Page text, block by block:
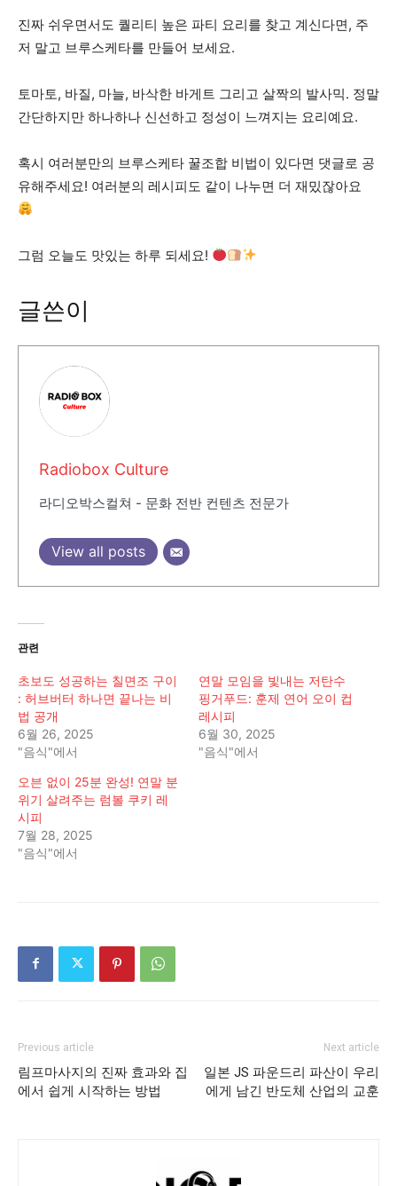
진짜 쉬우면서도 퀄리티 높은 파티 요리를 찾고 계신다면, 주
저 말고 브루스케타를 만들어 보세요.
토마토, 바질, 마늘, 바삭한 바게트 그리고 살짝의 발사믹. 정말
간단하지만 하나하나 신선하고 정성이 느껴지는 요리예요.
혹시 여러분만의 브루스케타 꿀조합 비법이 있다면 댓글로 공
유해주세요! 여러분의 레시피도 같이 나누면 더 재밌잖아요
그럼 오늘도 맛있는 하루 되세요!
글쓴이
Radiobox Culture
라디오박스컬쳐 - 문화 전반 컨텐츠 전문가
View all posts
관련
초보도 성공하는 칠면조 구이
: 허브버터 하나면 끝나는 비
법 공개
6월 26, 2025
"음식"에서
연말 모임을 빛내는 저탄수
핑거푸드: 훈제 연어 오이 컵
레시피
6월 30, 2025
"음식"에서
오븐 없이 25분 완성! 연말 분
위기 살려주는 럼볼 쿠키 레
시피
7월 28, 2025
"음식"에서
Previous article
림프마사지의 진짜 효과와 집
에서 쉽게 시작하는 방법
Next article
일본 JS 파운드리 파산이 우리
에게 남긴 반도체 산업의 교훈